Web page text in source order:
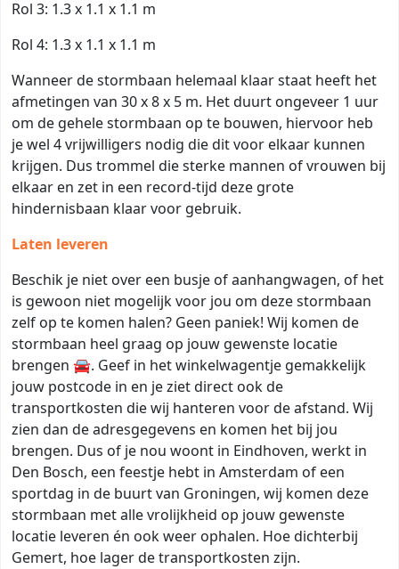
Rol 3: 1.3 x 1.1 x 1.1 m
Rol 4: 1.3 x 1.1 x 1.1 m
Wanneer de stormbaan helemaal klaar staat heeft het
afmetingen van 30 x 8 x 5 m. Het duurt ongeveer 1 uur
om de gehele stormbaan op te bouwen, hiervoor heb
je wel 4 vrijwilligers nodig die dit voor elkaar kunnen
krijgen. Dus trommel die sterke mannen of vrouwen bij
elkaar en zet in een record-tijd deze grote
hindernisbaan klaar voor gebruik.
Laten leveren
Beschik je niet over een busje of aanhangwagen, of het
is gewoon niet mogelijk voor jou om deze stormbaan
zelf op te komen halen? Geen paniek! Wij komen de
stormbaan heel graag op jouw gewenste locatie
brengen 🚘. Geef in het winkelwagentje gemakkelijk
jouw postcode in en je ziet direct ook de
transportkosten die wij hanteren voor de afstand. Wij
zien dan de adresgegevens en komen het bij jou
brengen. Dus of je nou woont in Eindhoven, werkt in
Den Bosch, een feestje hebt in Amsterdam of een
sportdag in de buurt van Groningen, wij komen deze
stormbaan met alle vrolijkheid op jouw gewenste
locatie leveren én ook weer ophalen. Hoe dichterbij
Gemert, hoe lager de transportkosten zijn.